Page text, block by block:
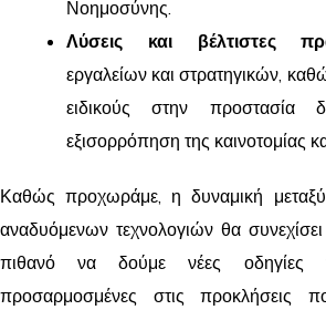
Νοημοσύνης.
Λύσεις και βέλτιστες
εργαλείων και στρατηγικών,
ειδικούς στην προστασία
εξισορρόπηση της καινοτομίας
Καθώς προχωράμε, η δυναμική
αναδυόμενων τεχνολογιών θα συνεχίσει
πιθανό να δούμε νέες οδηγίες
προσαρμοσμένες στις προκλήσεις